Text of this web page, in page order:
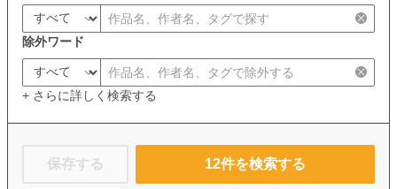
除外ワード
+ さらに詳しく検索する
保存する 12件を検索する